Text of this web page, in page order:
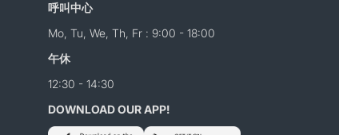
呼叫中心
Mo, Tu, We, Th, Fr : 9:00 - 18:00
午休
12:30 - 14:30
DOWNLOAD OUR APP!